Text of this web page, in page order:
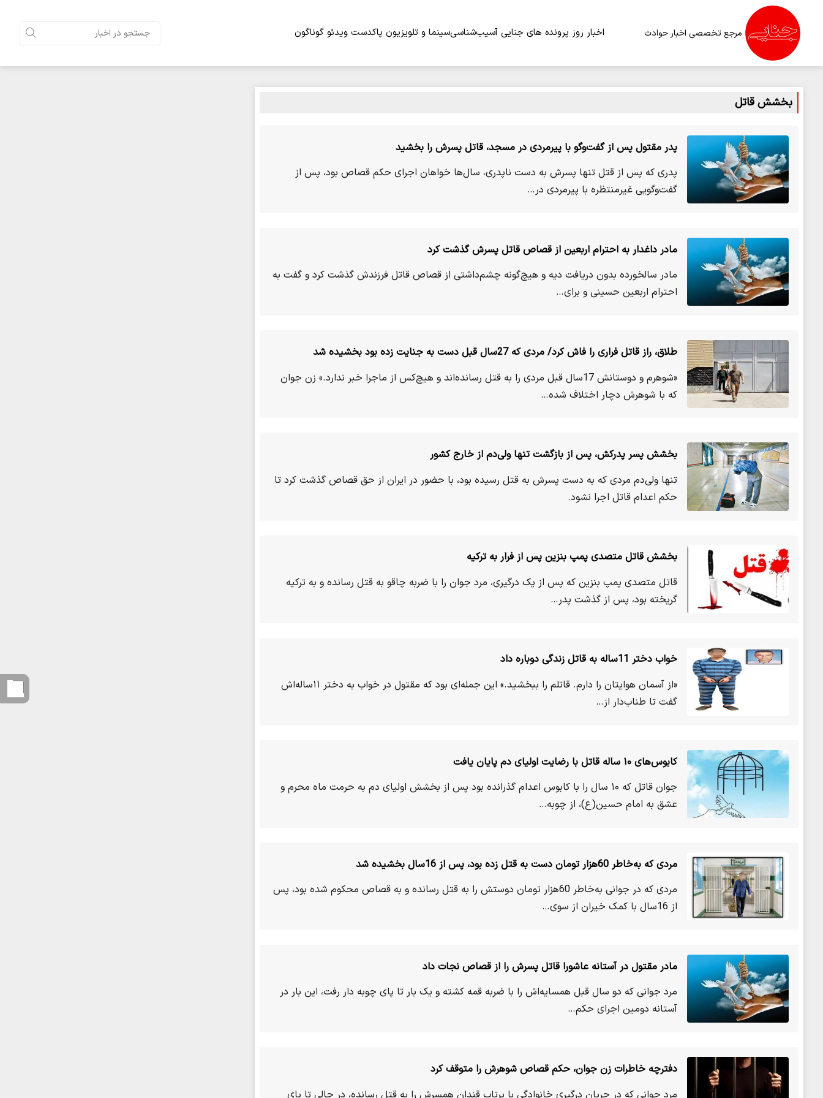
مرجع تخصصی اخبار حوادث اخبار روز پرونده های جنایی آسیب‌شناسیسینما و تلویزیون پاکدست ویدئو گوناگون
بخشش قاتل
پدر مقتول پس از گفت‌وگو با پیرمردی در مسجد، قاتل پسرش را بخشید
پدری که پس از قتل تنها پسرش به دست ناپدری، سال‌ها خواهان اجرای حکم قصاص بود، پس از
گفت‌وگویی غیرمنتظره با پیرمردی در…
مادر داغدار به احترام اربعین از قصاص قاتل پسرش گذشت کرد
مادر سالخورده بدون دریافت دیه و هیچ‌گونه چشم‌داشتی از قصاص قاتل فرزندش گذشت کرد و گفت به
احترام اربعین حسینی و برای…
طلاق، راز قاتل فراری را فاش کرد/ مردی که 27سال قبل دست به جنایت زده بود بخشیده شد
«شوهرم و دوستانش 17سال قبل مردی را به قتل رسانده‌اند و هیچ‌کس از ماجرا خبر ندارد.» زن جوان
که با شوهرش دچار اختلاف شده…
بخشش پسر پدرکش، پس از بازگشت تنها ولی‌دم از خارج کشور
تنها ولی‌دم مردی که به دست پسرش به قتل رسیده بود، با حضور در ایران از حق قصاص گذشت کرد تا
حکم اعدام قاتل اجرا نشود.
بخشش قاتل متصدی پمپ بنزین پس از فرار به ترکیه
قاتل متصدی پمپ بنزین که پس از یک درگیری، مرد جوان را با ضربه چاقو به قتل رسانده و به ترکیه
گریخته بود، پس از گذشت پدر…
خواب دختر 11ساله به قاتل زندگی دوباره داد
«از آسمان هوایتان را دارم. قاتلم را ببخشید.» این جمله‌ای بود که مقتول در خواب به دختر ۱۱ساله‌اش
گفت تا طناب‌دار از…
کابوس‌های ۱۰ ساله قاتل با رضایت اولیای دم پایان یافت
جوان قاتل که ۱۰ سال را با کابوس اعدام گذرانده بود پس از بخشش اولیای دم به حرمت ماه محرم و
عشق به امام حسین(ع)، از چوبه…
مردی که به‌خاطر 60هزار تومان دست به قتل زده بود، پس از 16سال بخشیده شد
مردی که در جوانی به‌خاطر 60هزار تومان دوستش را به قتل رسانده و به قصاص محکوم شده بود، پس
از 16سال با کمک خیران از سوی…
مادر مقتول در آستانه عاشورا قاتل پسرش را از قصاص نجات داد
مرد جوانی که دو سال قبل همسایه‌اش را با ضربه قمه کشته و یک بار تا پای چوبه دار رفت، این بار در
آستانه دومین اجرای حکم…
دفترچه خاطرات زن جوان، حکم قصاص شوهرش را متوقف کرد
مرد جوانی که در جریان درگیری خانوادگی با پرتاب قندان همسرش را به قتل رسانده، در حالی تا پای